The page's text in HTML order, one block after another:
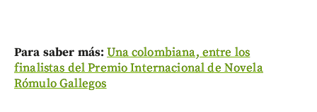
Para saber más: Una colombiana, entre los
finalistas del Premio Internacional de Novela
Rómulo Gallegos